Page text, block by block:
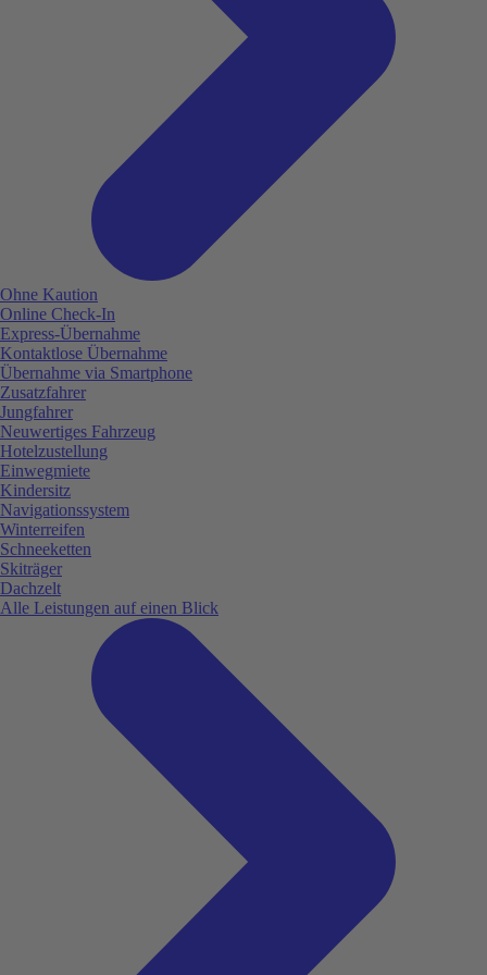
Ohne Kaution
Online Check-In
Express-Übernahme
Kontaktlose Übernahme
Übernahme via Smartphone
Zusatzfahrer
Jungfahrer
Neuwertiges Fahrzeug
Hotelzustellung
Einwegmiete
Kindersitz
Navigationssystem
Winterreifen
Schneeketten
Skiträger
Dachzelt
Alle Leistungen auf einen Blick